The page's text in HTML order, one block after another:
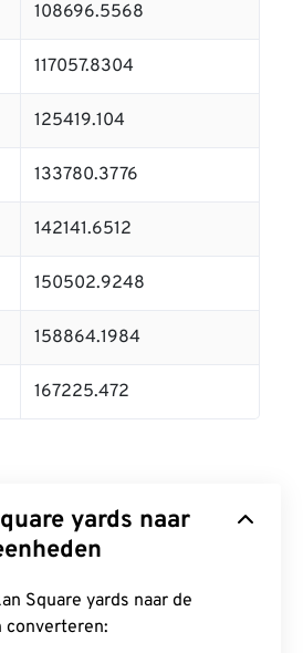
108696.5568
117057.8304
125419.104
133780.3776
142141.6512
150502.9248
158864.1984
167225.472
yards naar
Square yards naar de
converteren: